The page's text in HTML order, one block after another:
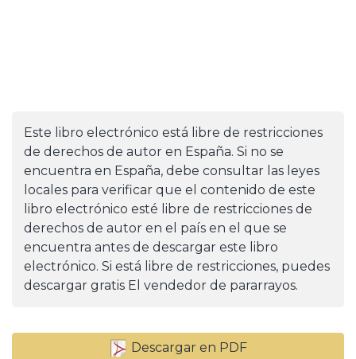
Este libro electrónico está libre de restricciones
de derechos de autor en España. Si no se
encuentra en España, debe consultar las leyes
locales para verificar que el contenido de este
libro electrónico esté libre de restricciones de
derechos de autor en el país en el que se
encuentra antes de descargar este libro
electrónico. Si está libre de restricciones, puedes
descargar gratis El vendedor de pararrayos.
Descargar en PDF